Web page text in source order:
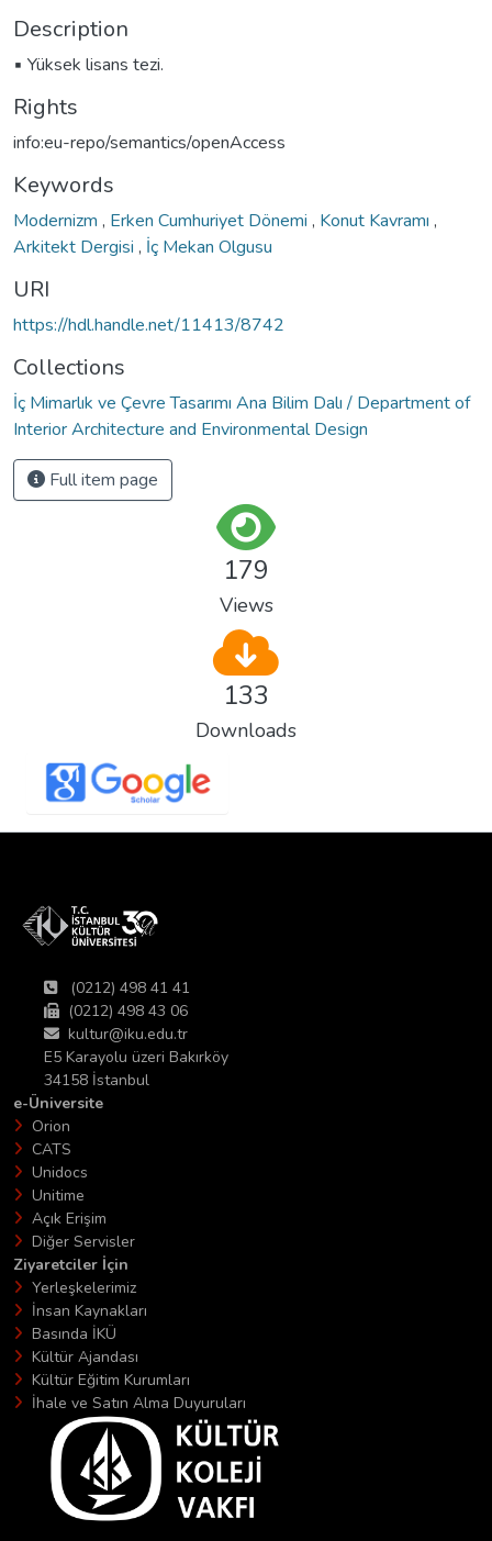
Description
▪ Yüksek lisans tezi.
Rights
info:eu-repo/semantics/openAccess
Keywords
Modernizm , Erken Cumhuriyet Dönemi , Konut Kavramı ,
Arkitekt Dergisi , İç Mekan Olgusu
URI
https://hdl.handle.net/11413/8742
Collections
İç Mimarlık ve Çevre Tasarımı Ana Bilim Dalı / Department of
Interior Architecture and Environmental Design
Full item page
179
Views
133
Downloads
(0212) 498 41 41
(0212) 498 43 06
kultur@iku.edu.tr
E5 Karayolu üzeri Bakırköy
34158 İstanbul
e-Üniversite
Orion
CATS
Unidocs
Unitime
Açık Erişim
Diğer Servisler
Ziyaretciler İçin
Yerleşkelerimiz
İnsan Kaynakları
Basında İKÜ
Kültür Ajandası
Kültür Eğitim Kurumları
İhale ve Satın Alma Duyuruları